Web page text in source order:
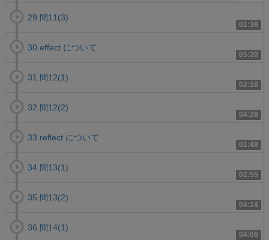
01:36
29.問11(3)
05:20
30.effect について
02:18
31.問12(1)
04:28
32.問12(2)
01:48
33.reflect について
02:55
34.問13(1)
04:14
35.問13(2)
04:06
36.問14(1)